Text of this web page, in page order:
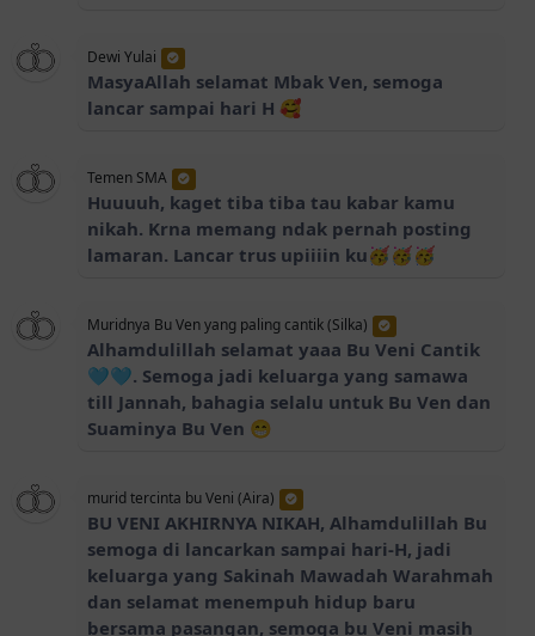
Dewi Yulai
MasyaAllah selamat Mbak Ven, semoga
lancar sampai hari H 🥰
Temen SMA
Huuuuh, kaget tiba tiba tau kabar kamu
nikah. Krna memang ndak pernah posting
lamaran. Lancar trus upiiiin ku🥳🥳🥳
Muridnya Bu Ven yang paling cantik (Silka)
Alhamdulillah selamat yaaa Bu Veni Cantik
🩵🩵. Semoga jadi keluarga yang samawa
till Jannah, bahagia selalu untuk Bu Ven dan
Suaminya Bu Ven 😁
murid tercinta bu Veni (Aira)
BU VENI AKHIRNYA NIKAH, Alhamdulillah Bu
semoga di lancarkan sampai hari-H, jadi
keluarga yang Sakinah Mawadah Warahmah
dan selamat menempuh hidup baru
bersama pasangan, semoga bu Veni masih